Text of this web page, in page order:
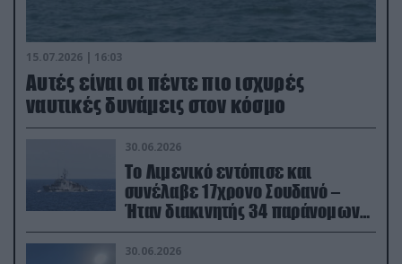
15.07.2026 | 16:03
Aυτές είναι οι πέντε πιο ισχυρές
ναυτικές δυνάμεις στον κόσμο
30.06.2026
Το Λιμενικό εντόπισε και
συνέλαβε 17χρονο Σουδανό –
Ήταν διακινητής 34 παράνομων
μεταναστών
30.06.2026